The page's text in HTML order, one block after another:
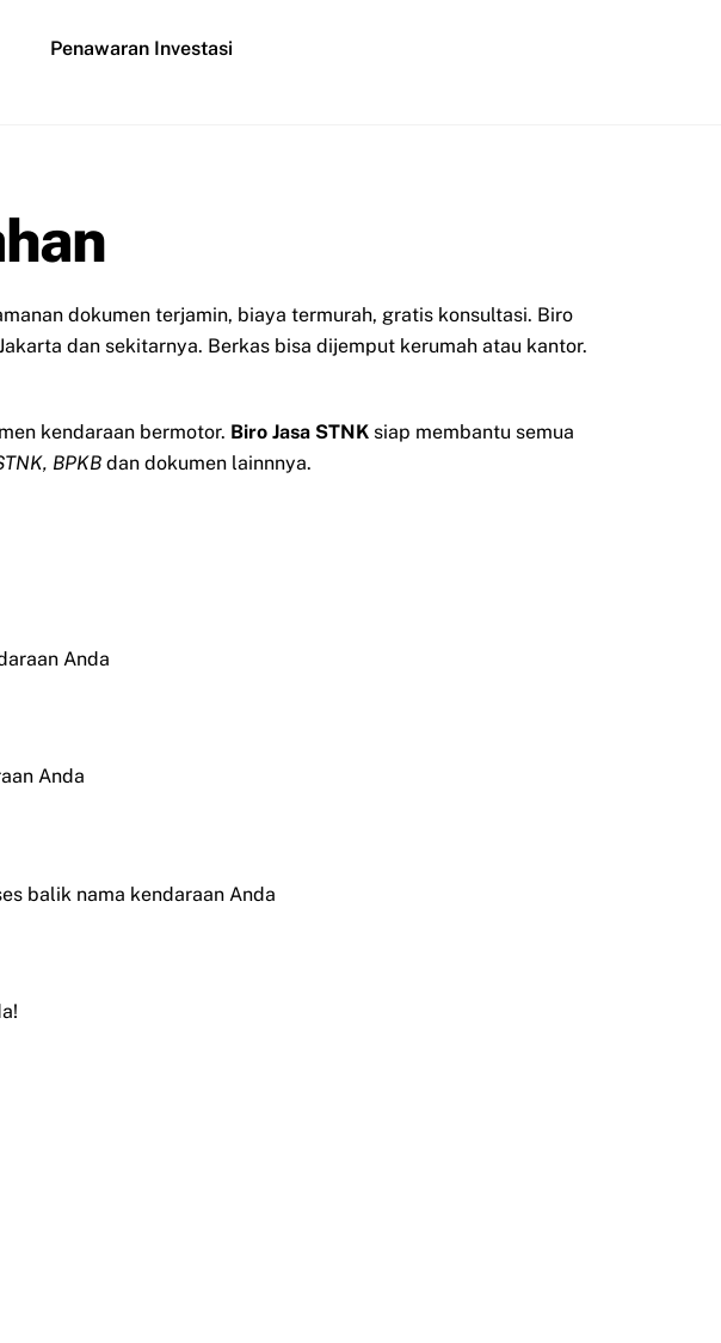
Penawaran Investasi
dokumen terjamin, biaya termurah, gratis konsultasi. Biro
dan sekitarnya. Berkas bisa dijemput kerumah atau kantor.
kendaraan bermotor. Biro Jasa STNK siap membantu semua
BPKB dan dokumen lainnnya.
Anda
Anda
balik nama kendaraan Anda